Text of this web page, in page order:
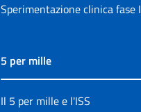
Sperimentazione clinica fase I
5 per mille
Il 5 per mille e l'ISS